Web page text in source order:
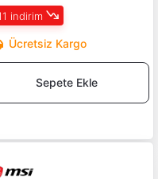
indirim
Ücretsiz Kargo
Sepete Ekle